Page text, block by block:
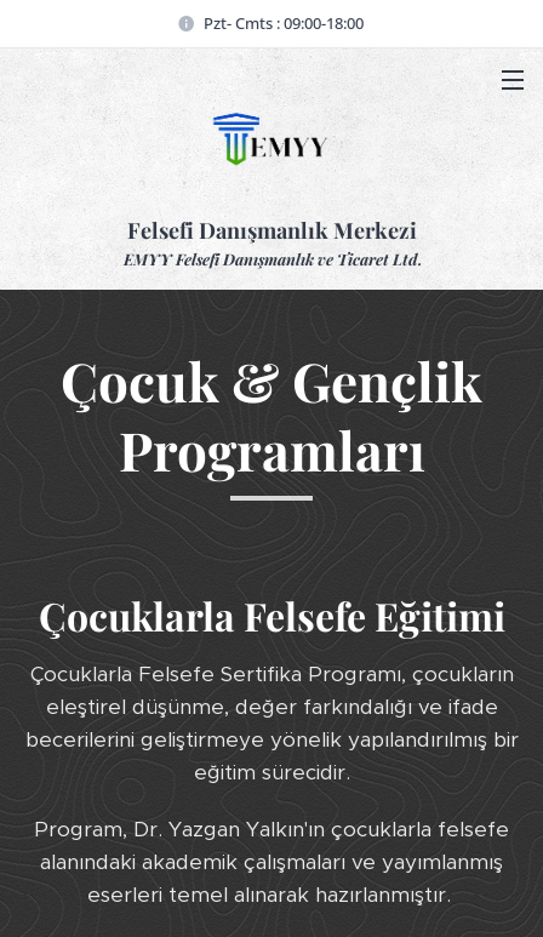
Pzt- Cmts : 09:00-18:00
Felsefi Danışmanlık Merkezi
EMYY Felsefi Danışmanlık ve Ticaret Ltd.
Çocuk & Gençlik
Programları
Çocuklarla Felsefe Eğitimi
Çocuklarla Felsefe Sertifika Programı, çocukların
eleştirel düşünme, değer farkındalığı ve ifade
becerilerini geliştirmeye yönelik yapılandırılmış bir
eğitim sürecidir.
Program, Dr. Yazgan Yalkın'ın çocuklarla felsefe
alanındaki akademik çalışmaları ve yayımlanmış
eserleri temel alınarak hazırlanmıştır.